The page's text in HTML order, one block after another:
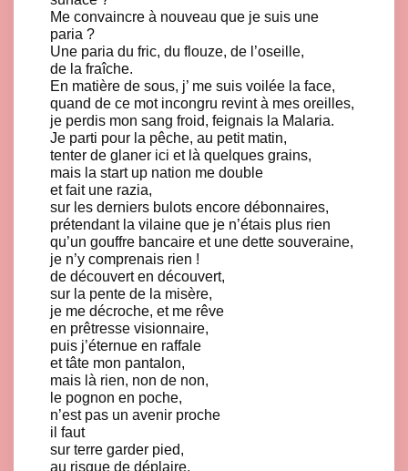
Me convaincre à nouveau que je suis une
paria ?
Une paria du fric, du flouze, de l’oseille,
de la fraîche.
En matière de sous, j’ me suis voilée la face,
quand de ce mot incongru revint à mes oreilles,
je perdis mon sang froid, feignais la Malaria.
Je parti pour la pêche, au petit matin,
tenter de glaner ici et là quelques grains,
mais la start up nation me double
et fait une razia,
sur les derniers bulots encore débonnaires,
prétendant la vilaine que je n’étais plus rien
qu’un gouffre bancaire et une dette souveraine,
je n’y comprenais rien !
de découvert en découvert,
sur la pente de la misère,
je me décroche, et me rêve
en prêtresse visionnaire,
puis j’éternue en raffale
et tâte mon pantalon,
mais là rien, non de non,
le pognon en poche,
n’est pas un avenir proche
il faut
sur terre garder pied,
au risque de déplaire,